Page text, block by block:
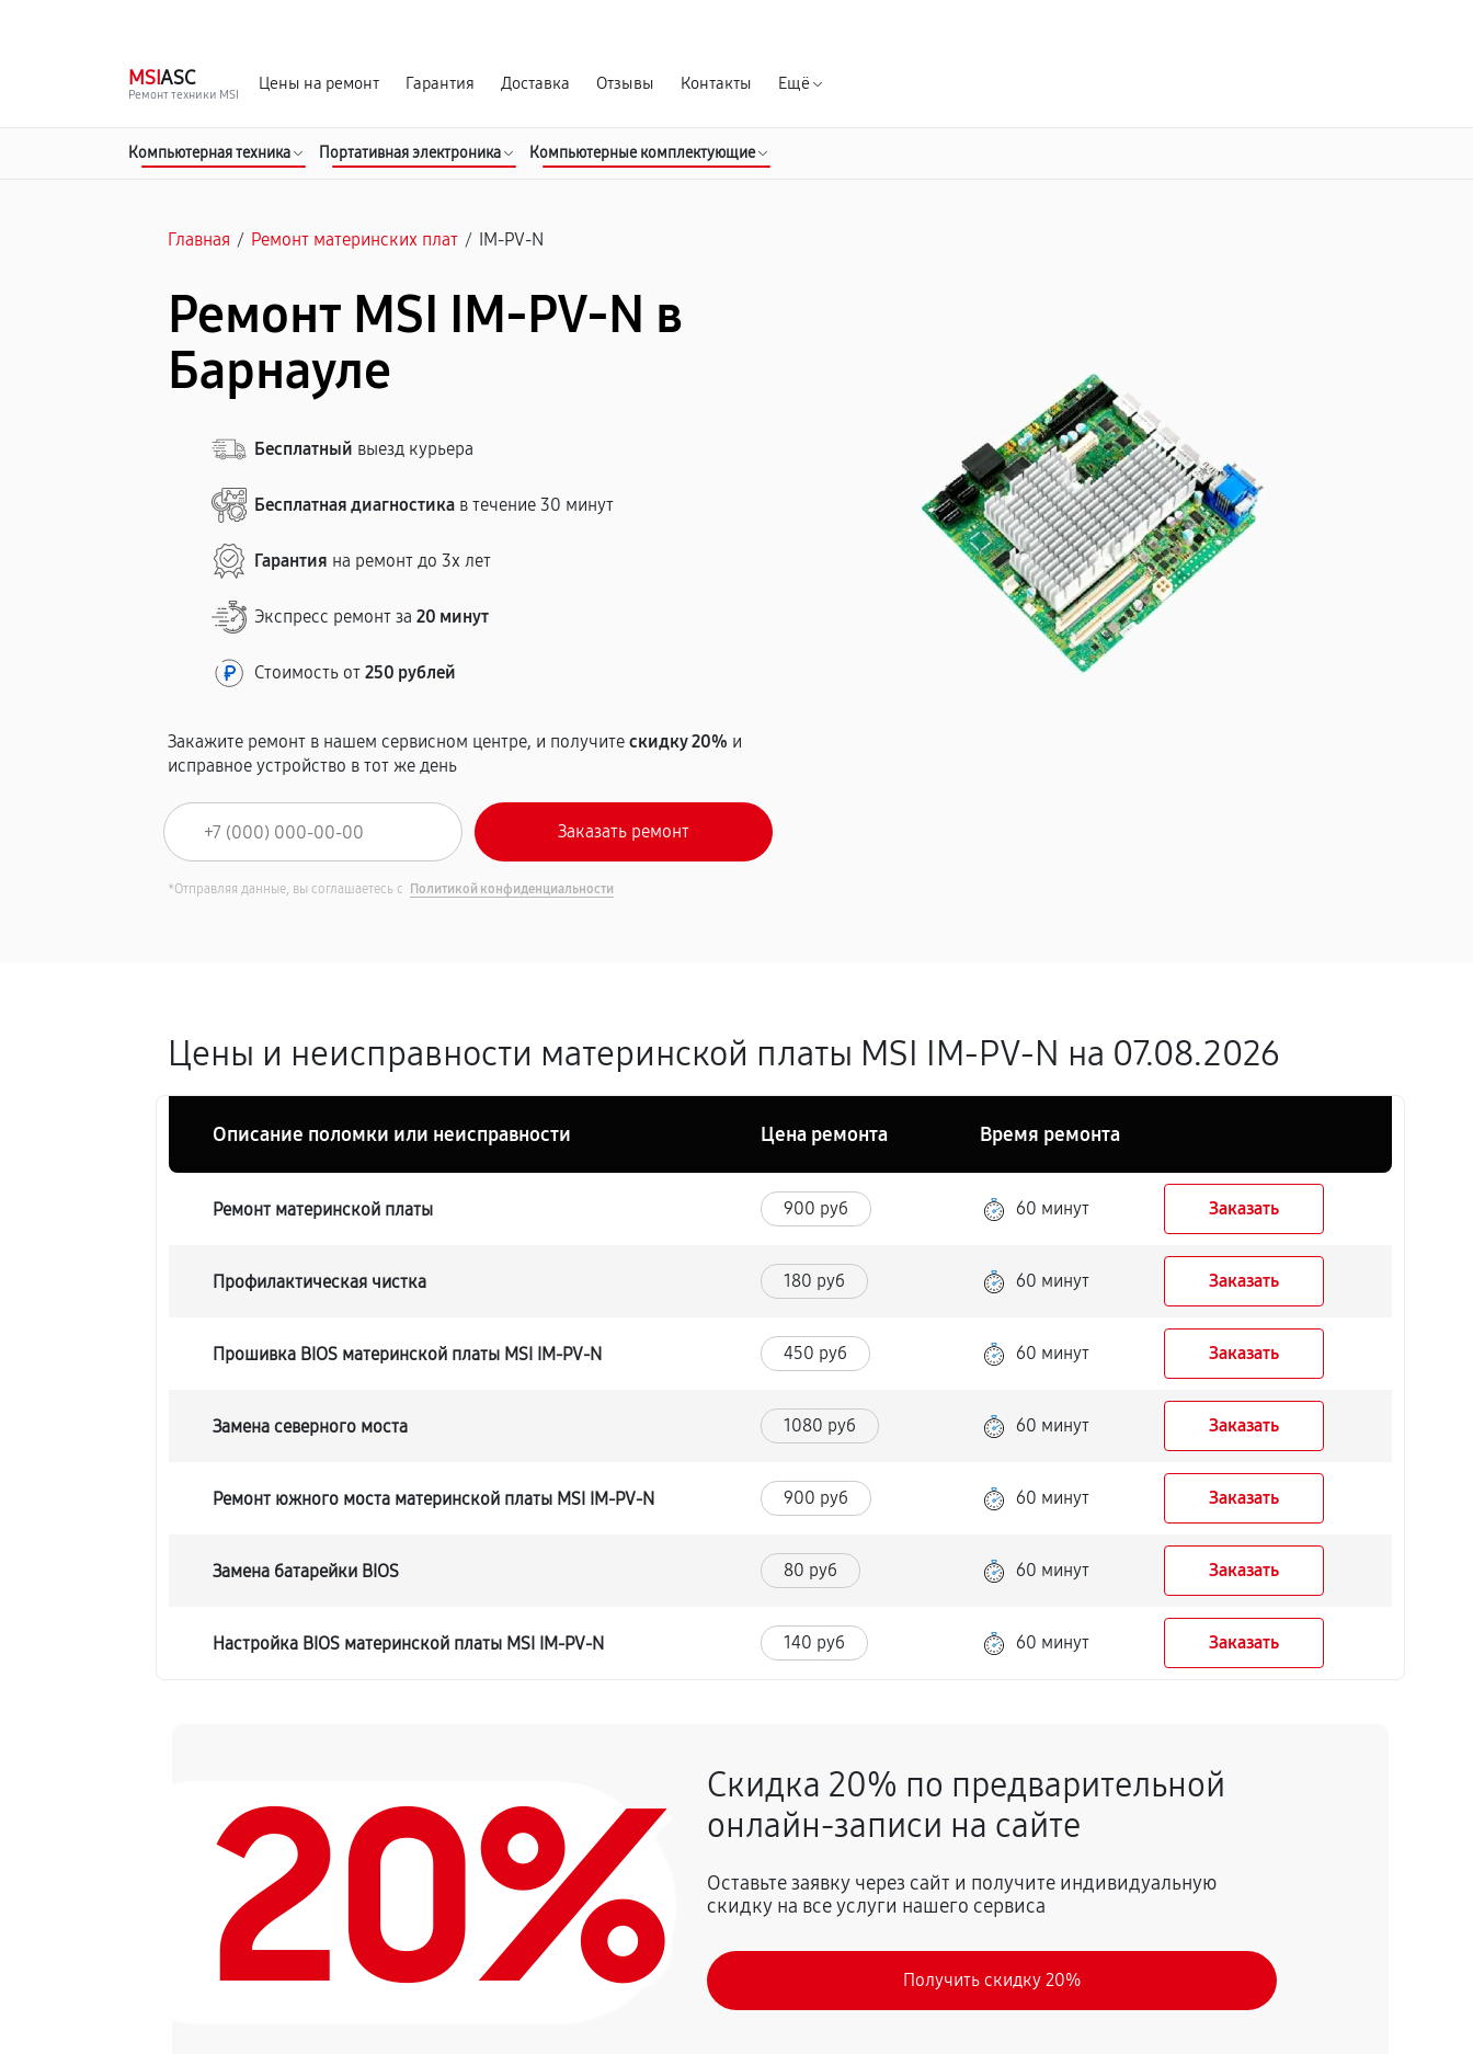
MSIASC
Ремонт техники MSI
Цены на ремонт Гарантия Доставка Отзывы Контакты Ещё
Компьютерная техника Портативная электроника Компьютерные комплектующие
Главная / Ремонт материнских плат / IM-PV-N
Ремонт MSI IM-PV-N в
Барнауле
Бесплатный выезд курьера
Бесплатная диагностика в течение 30 минут
Гарантия на ремонт до 3х лет
Экспресс ремонт за20 минут
Стоимость от250 рублей
Закажите ремонт в нашем сервисном центре, и получитескидку 20% и
исправное устройство в тот же день
*Отправляя данные, вы соглашаетесь с Политикой конфиденциальности
Цены и неисправности материнской платы MSI IM-PV-N на 07.08.2026
Описание поломки или неисправности Цена ремонта Время ремонта
Ремонт материнской платы 900 руб 60 минут Заказать
Профилактическая чистка 180 руб 60 минут Заказать
Прошивка BIOS материнской платы MSI IM-PV-N 450 руб 60 минут Заказать
Замена северного моста 1080 руб 60 минут Заказать
Ремонт южного моста материнской платы MSI IM-PV-N 900 руб 60 минут Заказать
Замена батарейки BIOS 80 руб 60 минут Заказать
Настройка BIOS материнской платы MSI IM-PV-N 140 руб 60 минут Заказать
20%
Скидка 20% по предварительной
онлайн-записи на сайте
Оставьте заявку через сайт и получите индивидуальную
скидку на все услуги нашего сервиса
Получить скидку 20%